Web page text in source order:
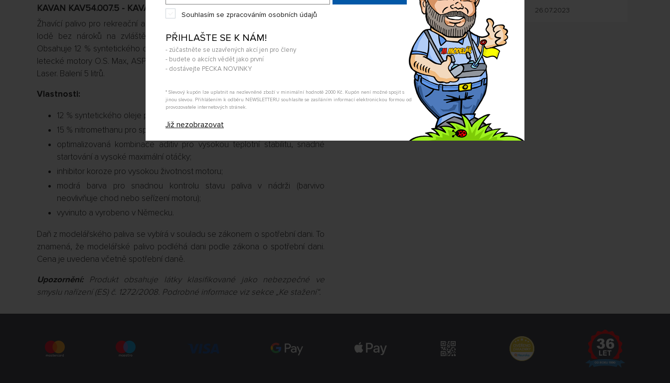
Souhlasím se zpracováním osobních údajů
PŘIHLAŠTE SE K NÁM!
- zúčastněte se uzavřených akcí jen pro členy
- budete o akcích vědět jako první
- dostávejte PECKA NOVINKY
* Slevový kupón lze uplatnit na nezlevněné zboží v minimální hodnotě 2000 Kč. Kupón není možné spojit s
jinou slevou. Přihlášením k odběru NEWSLETTERU souhlasíte se zasíláním informací elektronickou formou od
provozovatele internetových stránek.
Již nezobrazovat
KAVAN KAV54.007.5 - KAVAN AIR/HELI 15% NITRO (5 LITRŮ)
Žhavící palivo pro rekreační a sportovní použití. Vhodné pro letadla, vrtulníky a
lodě bez nároků na zvláště vysoký výkon a extrémní akrobatické obraty.
Obsahuje 12 % syntetického oleje a 15 % nitromethanu. Vhodné pro dvoutaktní
letecké motory O.S. Max, ASP, YS, Thunder Tiger apod. nebo čtyřtaktní motory
Laser. Balení 5 litrů.
Vlastnosti:
12 % syntetického oleje pro spolehlivý chod a dokonalé mazání;
15 % nitromethanu pro spolehlivý chod;
optimalizovaná kombinace aditiv pro vysokou teplotní stabilitu, snadné
startování a vysoké maximální otáčky;
inhibitor koroze pro vysokou životnost motoru;
modrá barva pro snadnou kontrolu stavu paliva v nádrži (barvivo
neovlivňuje chod nebo seřízení motoru);
vyvinuto a vyrobeno v Německu.
Daň z modelářského paliva se vybírá v souladu se zákonem o spotřební dani. To
znamená, že modelářské palivo podléhá dani podle zákona o spotřební dani.
Cena je uvedena včetně spotřební daně.
Upozornění:Produkt obsahuje látky klasifikované jako nebezpečné ve
smyslu nařízení (ES) č. 1272/2008. Podrobné informace viz sekce „Ke stažení“.
Nebezpečnostní pokyny 26.07.2023